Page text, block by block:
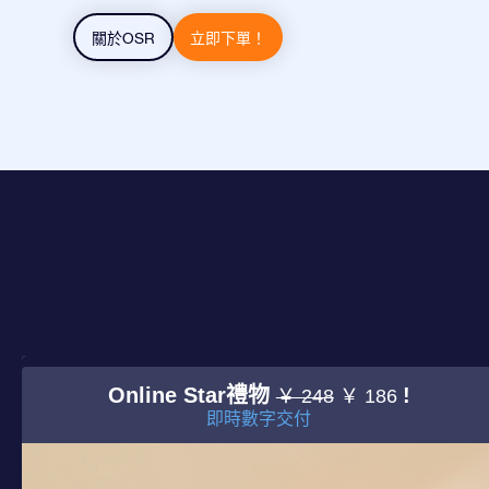
關於OSR 立即下單！
Online Star禮物￥ 248 ￥ 186 !
即時數字交付